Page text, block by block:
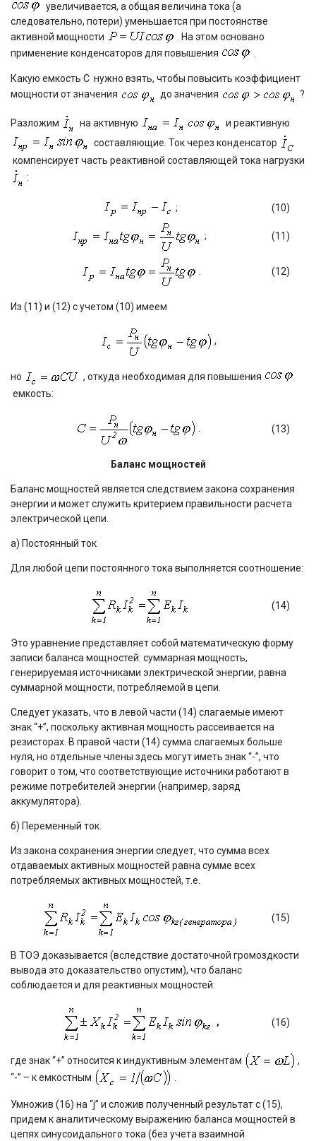
увеличивается, а общая величина тока (а
следовательно, потери) уменьшается при постоянстве
активной мощности
. На этом основано
применение конденсаторов для повышения
.
Какую емкость С нужно взять, чтобы повысить коэффициент
мощности от значения
до значения ?
Разложим на активную
и реактивную
составляющие. Ток через конденсатор
компенсирует часть реактивной составляющей тока нагрузки
:
; (10)
; (11)
(12)
Из (11) и (12) с учетом (10) имеем
,
но
, откуда необходимая для повышения
емкость:
(13)
Баланс мощностей
Баланс мощностей является следствием закона сохранения
энергии и может служить критерием правильности расчета
электрической цепи.
а) Постоянный ток
Для любой цепи постоянного тока выполняется соотношение:
(14)
Это уравнение представляет собой математическую форму
записи баланса мощностей: суммарная мощность,
генерируемая источниками электрической энергии, равна
суммарной мощности, потребляемой в цепи.
Следует указать, что в левой части (14) слагаемые имеют
знак “+”, поскольку активная мощность рассеивается на
резисторах. В правой части (14) сумма слагаемых больше
нуля, но отдельные члены здесь могут иметь знак “-”, что
говорит о том, что соответствующие источники работают в
режиме потребителей энергии (например, заряд
аккумулятора).
б) Переменный ток.
Из закона сохранения энергии следует, что сумма всех
отдаваемых активных мощностей равна сумме всех
потребляемых активных мощностей, т.е.
(15)
В ТОЭ доказывается (вследствие достаточной громоздкости
вывода это доказательство опустим), что баланс
соблюдается и для реактивных мощностей:
, (16)
где знак “+” относится к индуктивным элементам
,
“-” – к емкостным
Умножив (16) на “j” и сложив полученный результат с (15),
придем к аналитическому выражению баланса мощностей в
цепях синусоидального тока (без учета взаимной